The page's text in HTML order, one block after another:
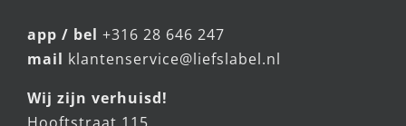
app / bel +316 28 646 247
mail klantenservice@liefslabel.nl
Wij zijn verhuisd!